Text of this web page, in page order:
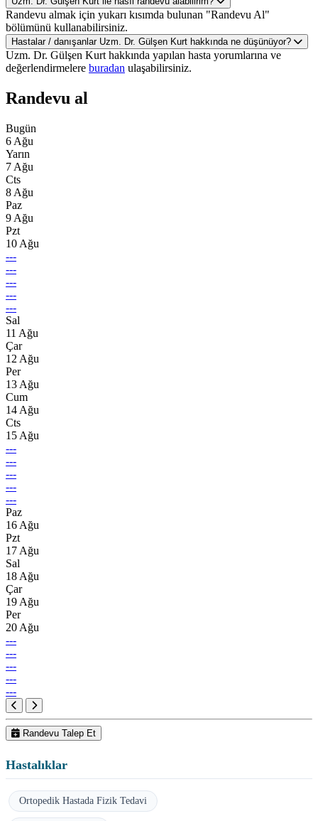
Randevu almak için yukarı kısımda bulunan "Randevu Al"
bölümünü kullanabilirsiniz.
Hastalar / danışanlar Uzm. Dr. Gülşen Kurt hakkında ne düşünüyor?
Uzm. Dr. Gülşen Kurt hakkında yapılan hasta yorumlarına ve
değerlendirmelere buradan ulaşabilirsiniz.
Randevu al
Bugün
6 Ağu
Yarın
7 Ağu
Cts
8 Ağu
Paz
9 Ağu
Pzt
10 Ağu
---
---
---
---
---
Sal
11 Ağu
Çar
12 Ağu
Per
13 Ağu
Cum
14 Ağu
Cts
15 Ağu
---
---
---
---
---
Paz
16 Ağu
Pzt
17 Ağu
Sal
18 Ağu
Çar
19 Ağu
Per
20 Ağu
---
---
---
---
---
Randevu Talep Et
Hastalıklar
Ortopedik Hastada Fizik Tedavi